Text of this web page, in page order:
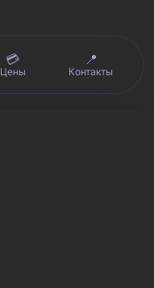
💳
Цены
📍
Контакты